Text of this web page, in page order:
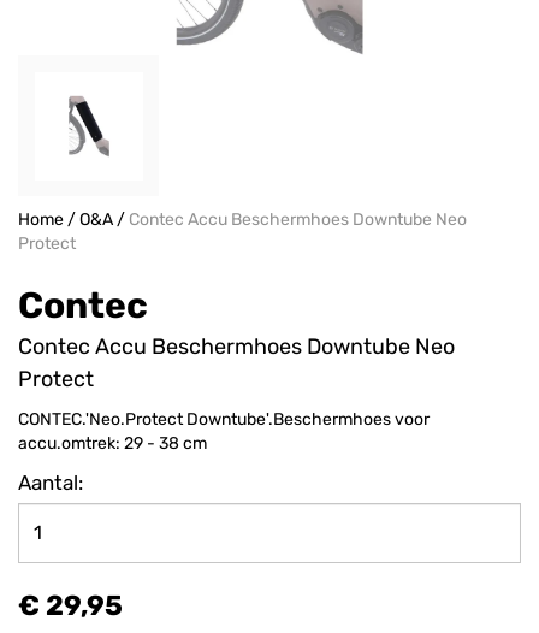
Home/O&A/ Contec Accu Beschermhoes Downtube Neo
Protect
Contec
Contec Accu Beschermhoes Downtube Neo
Protect
CONTEC.'Neo.Protect Downtube'.Beschermhoes voor
accu.omtrek: 29 - 38 cm
Aantal:
€ 29,95